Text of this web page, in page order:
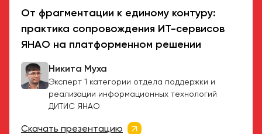
От фрагментации к единому контуру:
практика сопровождения ИТ-сервисов
ЯНАО на платформенном решении
Никита Муха
Эксперт 1 категории отдела поддержки и
реализации информационных технологий
ДИТИС ЯНАО
Скачать презентацию